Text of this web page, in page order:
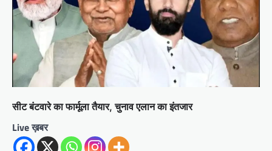
सीट बंटवारे का फार्मूला तैयार, चुनाव एलान का इंतजार
Live ख़बर